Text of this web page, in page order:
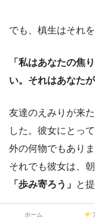
でも、槙生はそれ
「私はあなたの焦
い。それはあなた
友達のえみりが来
した。彼女にとっ
外の何物でもありま
それでも彼女は、
「歩み寄ろう」 と
「心は溶け合わな
ホーム